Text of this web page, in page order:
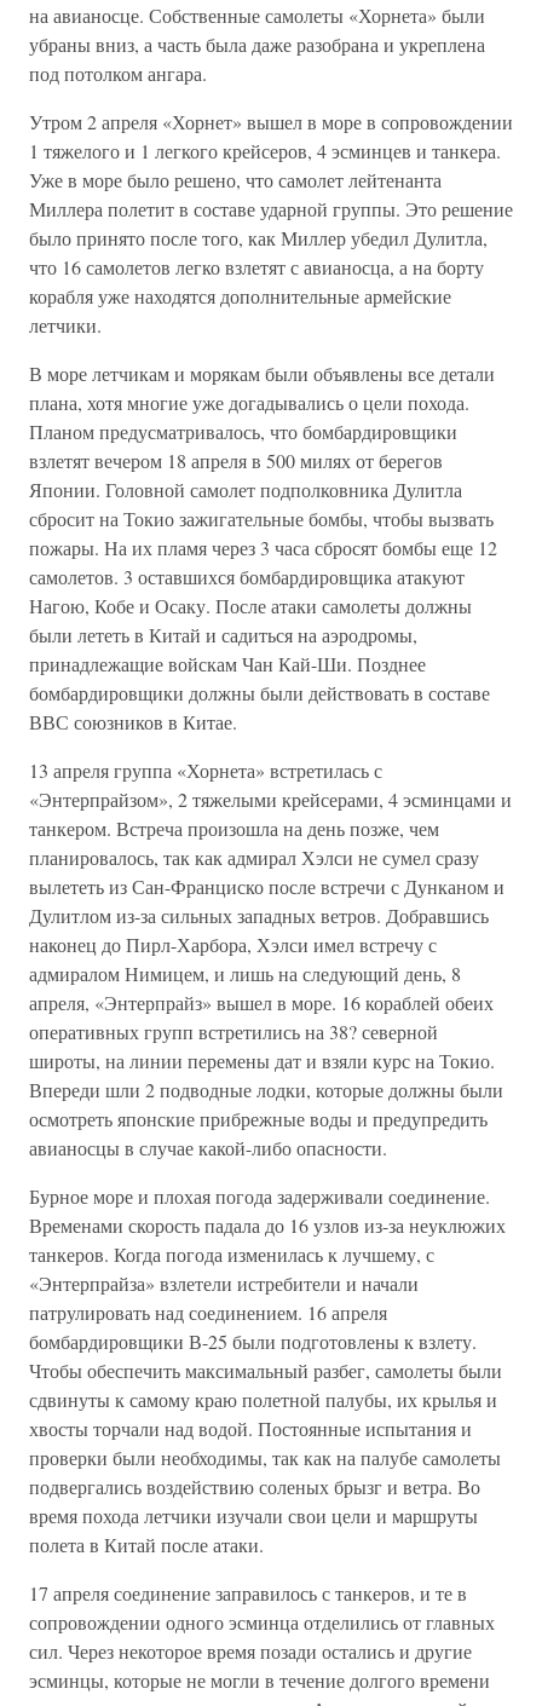
на авианосце. Собственные самолеты «Хорнета» были
убраны вниз, а часть была даже разобрана и укреплена
под потолком ангара.
Утром 2 апреля «Хорнет» вышел в море в сопровождении
1 тяжелого и 1 легкого крейсеров, 4 эсминцев и танкера.
Уже в море было решено, что самолет лейтенанта
Миллера полетит в составе ударной группы. Это решение
было принято после того, как Миллер убедил Дулитла,
что 16 самолетов легко взлетят с авианосца, а на борту
корабля уже находятся дополнительные армейские
летчики.
В море летчикам и морякам были объявлены все детали
плана, хотя многие уже догадывались о цели похода.
Планом предусматривалось, что бомбардировщики
взлетят вечером 18 апреля в 500 милях от берегов
Японии. Головной самолет подполковника Дулитла
сбросит на Токио зажигательные бомбы, чтобы вызвать
пожары. На их пламя через 3 часа сбросят бомбы еще 12
самолетов. 3 оставшихся бомбардировщика атакуют
Нагою, Кобе и Осаку. После атаки самолеты должны
были лететь в Китай и садиться на аэродромы,
принадлежащие войскам Чан Кай-Ши. Позднее
бомбардировщики должны были действовать в составе
ВВС союзников в Китае.
13 апреля группа «Хорнета» встретилась с
«Энтерпрайзом», 2 тяжелыми крейсерами, 4 эсминцами и
танкером. Встреча произошла на день позже, чем
планировалось, так как адмирал Хэлси не сумел сразу
вылететь из Сан-Франциско после встречи с Дунканом и
Дулитлом из-за сильных западных ветров. Добравшись
наконец до Пирл-Харбора, Хэлси имел встречу с
адмиралом Нимицем, и лишь на следующий день, 8
апреля, «Энтерпрайз» вышел в море. 16 кораблей обеих
оперативных групп встретились на 38? северной
широты, на линии перемены дат и взяли курс на Токио.
Впереди шли 2 подводные лодки, которые должны были
осмотреть японские прибрежные воды и предупредить
авианосцы в случае какой-либо опасности.
Бурное море и плохая погода задерживали соединение.
Временами скорость падала до 16 узлов из-за неуклюжих
танкеров. Когда погода изменилась к лучшему, с
«Энтерпрайза» взлетели истребители и начали
патрулировать над соединением. 16 апреля
бомбардировщики В-25 были подготовлены к взлету.
Чтобы обеспечить максимальный разбег, самолеты были
сдвинуты к самому краю полетной палубы, их крылья и
хвосты торчали над водой. Постоянные испытания и
проверки были необходимы, так как на палубе самолеты
подвергались воздействию соленых брызг и ветра. Во
время похода летчики изучали свои цели и маршруты
полета в Китай после атаки.
17 апреля соединение заправилось с танкеров, и те в
сопровождении одного эсминца отделились от главных
сил. Через некоторое время позади остались и другие
эсминцы, которые не могли в течение долгого времени